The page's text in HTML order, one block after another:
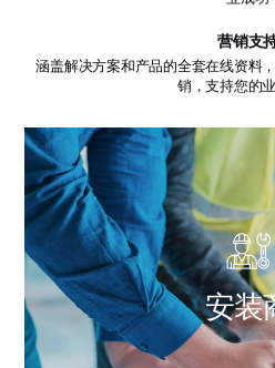
营销支
涵盖解决方案和产品的全套在线资料
销，支持您的
安装